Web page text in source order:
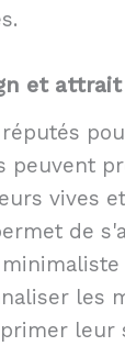
et
peuvent
vives
de
les
leur